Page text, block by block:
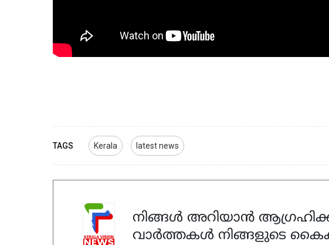
TAGS Kerala latest news
നിങ്ങൾ അറിയാൻ
വാർത്തകൾ നിങ്ങളുടെ